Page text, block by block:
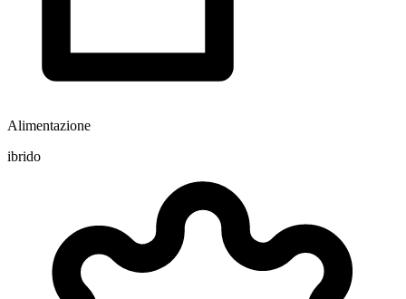
Alimentazione
ibrido